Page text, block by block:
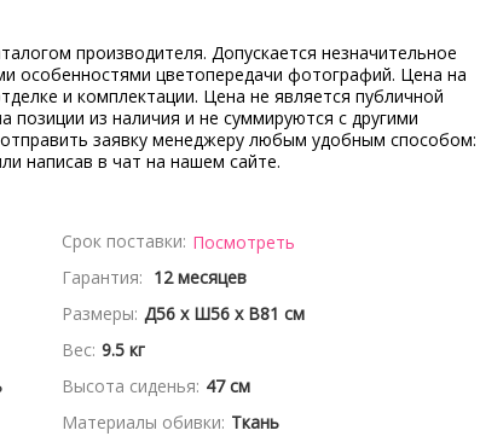
производителя. Допускается незначительное
особенностями цветопередачи фотографий. Цена на
и комплектации. Цена не является публичной
из наличия и не суммируются с другими
заявку менеджеру любым удобным способом:
написав в чат на нашем сайте.
Срок поставки: Посмотреть
Гарантия: 12 месяцев
Размеры: Д56 x Ш56 x В81 см
Вес: 9.5 кг
Высота сиденья: 47 см
Материалы обивки: Ткань